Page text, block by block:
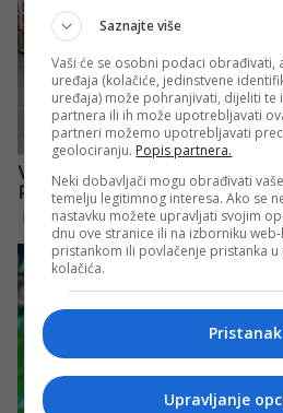
Saznajte više
Vaši će se osobni podaci obrađivati,
uređaja (kolačiće, jedinstvene
uređaja) može pohranjivati, dijeliti te
partnera ili ih može upotrebljavati
partneri možemo upotrebljavati
geolociranju. Popis partnera.
Neki dobavljači mogu obrađivati
temelju legitimnog interesa. Ako se
nastavku možete upravljati svojim
dnu ove stranice ili na izborniku
pristankom ili povlačenje pristanka
kolačića.
Pristanak
Upravljanje